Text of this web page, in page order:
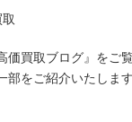
買取ブログ』をご
をご紹介いたします